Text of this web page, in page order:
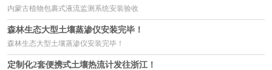
内蒙古植物包裹式液流监测系统安装验收
森林生态大型土壤蒸渗仪安装完毕！
森林生态大型土壤蒸渗仪安装完毕！
定制化2套便携式土壤热流计发往浙江！